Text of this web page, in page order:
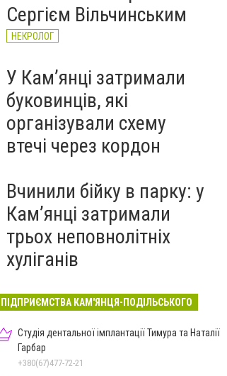
Сергієм Вільчинським
НЕКРОЛОГ
У Кам’янці затримали
буковинців, які
організували схему
втечі через кордон
Вчинили бійку в парку: у
Кам’янці затримали
трьох неповнолітніх
хуліганів
ПІДПРИЄМСТВА КАМ'ЯНЦЯ-ПОДІЛЬСЬКОГО
Студія дентальної імплантації Тимура та Наталії
Гарбар
+380(67)477-72-21